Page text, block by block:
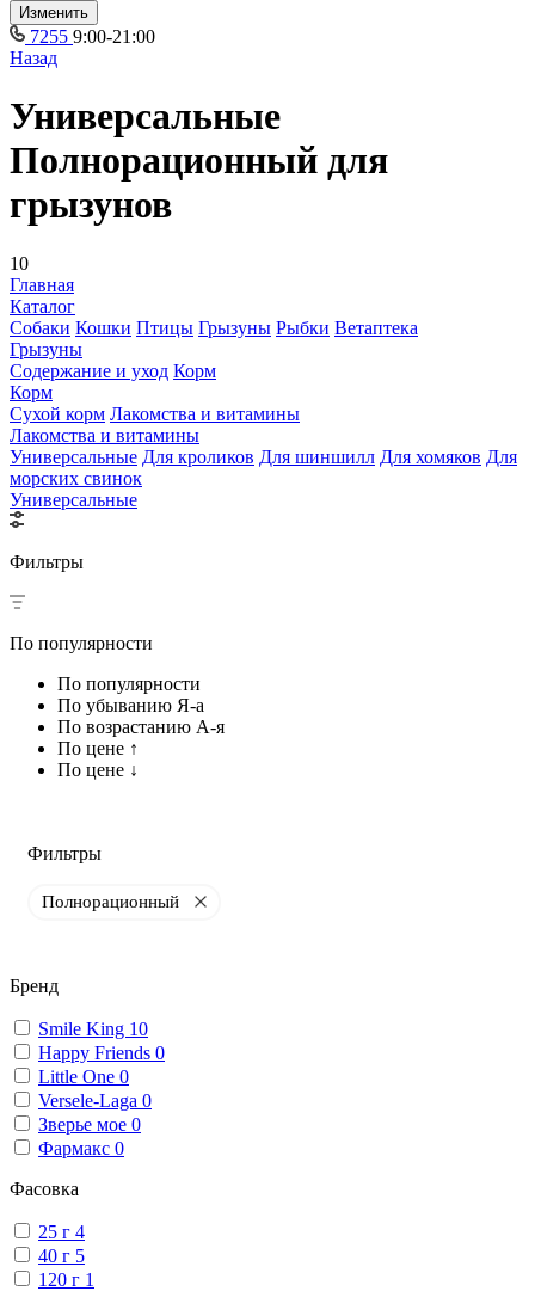
Изменить
7255 9:00-21:00
Назад
Универсальные
Полнорационный для
грызунов
10
Главная
Каталог
Собаки Кошки Птицы Грызуны Рыбки Ветаптека
Грызуны
Содержание и уход Корм
Корм
Сухой корм Лакомства и витамины
Лакомства и витамины
Универсальные Для кроликов Для шиншилл Для хомяков Для
морских свинок
Универсальные
Фильтры
По популярности
По популярности
По убыванию Я-а
По возрастанию А-я
По цене ↑
По цене ↓
Фильтры
Полнорационный
Бренд
Smile King 10
Happy Friends 0
Little One 0
Versele-Laga 0
Зверье мое 0
Фармакс 0
Фасовка
25 г 4
40 г 5
120 г 1